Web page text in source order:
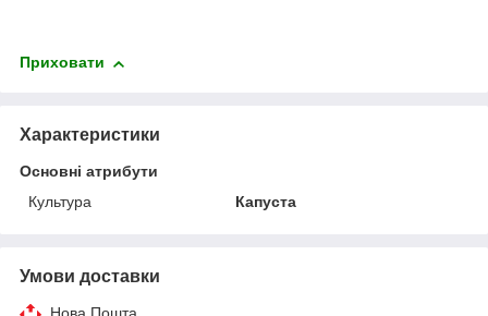
Приховати
Характеристики
Основні атрибути
Культура
Капуста
Умови доставки
Нова Пошта